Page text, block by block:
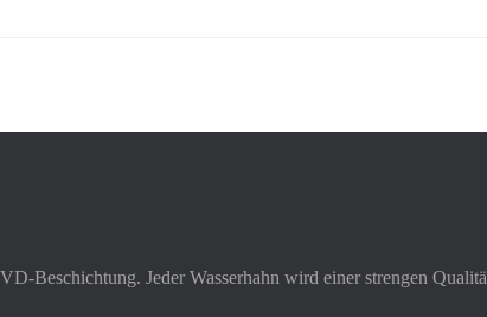
Beschichtung. Jeder Wasserhahn wird einer strengen